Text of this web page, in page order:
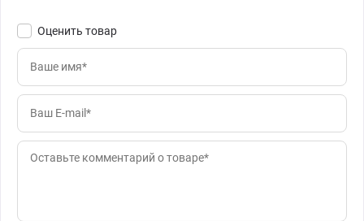
Оценить товар